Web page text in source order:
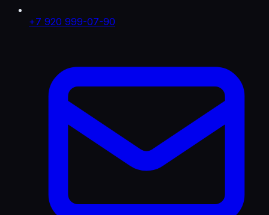
+7 920 999-07-90